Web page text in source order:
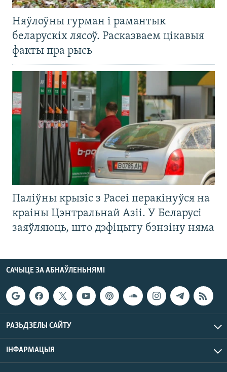
Няўлоўны гурман і рамантык
беларускіх лясоў. Расказваем цікавыя
факты пра рысь
Паліўны крызіс з Расеі перакінуўся на
краіны Цэнтральнай Азіі. У Беларусі
заяўляюць, што дэфіцыту бэнзіну няма
САЧЫЦЕ ЗА АБНАЎЛЕНЬНЯМІ
РАЗЬДЗЕЛЫ САЙТУ
ІНФАРМАЦЫЯ